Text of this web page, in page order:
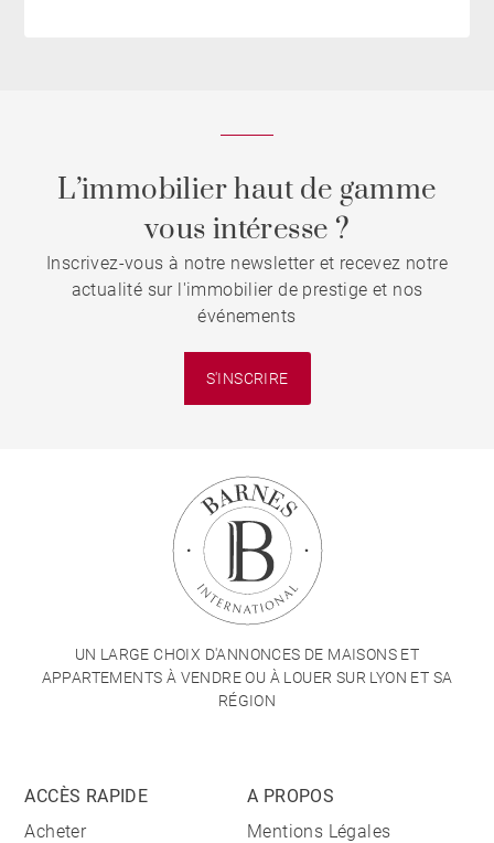
L’immobilier haut de gamme
vous intéresse ?
Inscrivez-vous à notre newsletter et recevez notre
actualité sur l'immobilier de prestige et nos
événements
S'INSCRIRE
UN LARGE CHOIX D'ANNONCES DE MAISONS ET
APPARTEMENTS À VENDRE OU À LOUER SUR LYON ET SA
RÉGION
ACCÈS RAPIDE
Acheter
A PROPOS
Mentions Légales